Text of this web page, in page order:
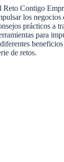
Reto Contigo
los negocios
prácticos a
para
de retos.